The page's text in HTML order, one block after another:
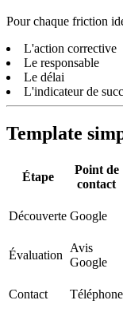
Pour chaque friction
L'action corrective
Le responsable
Le délai
L'indicateur de
Template
Étape
Point de
contact
Découverte Google
Évaluation
Avis
Google
Contact Téléphone